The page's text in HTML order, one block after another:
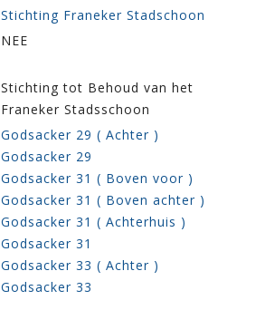
Stichting Franeker Stadschoon
NEE
Stichting tot Behoud van het
Franeker Stadsschoon
Godsacker 29 ( Achter )
Godsacker 29
Godsacker 31 ( Boven voor )
Godsacker 31 ( Boven achter )
Godsacker 31 ( Achterhuis )
Godsacker 31
Godsacker 33 ( Achter )
Godsacker 33